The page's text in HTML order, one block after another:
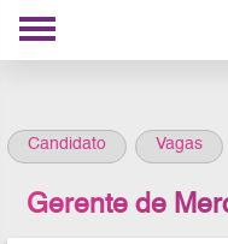
Candidato Vagas
Gerente de